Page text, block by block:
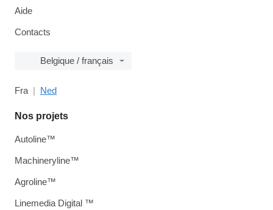
Aide
Contacts
Belgique / français
Fra Ned
Nos projets
Autoline™
Machineryline™
Agroline™
Linemedia Digital ™